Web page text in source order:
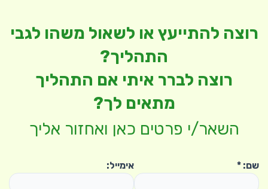
רוצה להתייעץ או לשאול משהו לגבי
התהליך?
רוצה לברר איתי אם התהליך
מתאים לך?
השאר/י פרטים כאן ואחזור אליך
שם: * אימייל: